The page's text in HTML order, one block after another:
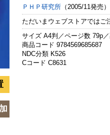
ＰＨＰ研究所 （2005/11発売）
ただいまウェブストアではご
サイズ A4判／ページ数 79p
商品コード 9784569685687
NDC分類 K526
Cコード C8631